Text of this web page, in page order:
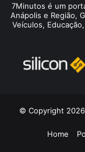
7Minutos é um
Anápolis e Região,
Veículos,
© Copyright
Home